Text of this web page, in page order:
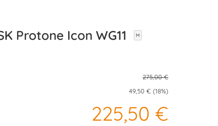
Protone Icon WG11 M
275,00 €
49,50 € (18%)
225,50 €